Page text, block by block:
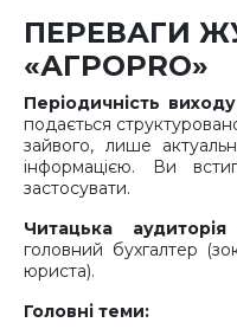
ПЕРЕВАГИ
«АГРОPRO»
Періодичність
подається
зайвого, лише
інформацією. Ви
застосувати.
Читацька аудиторія
головний бухгалтер
юриста).
Головні теми: